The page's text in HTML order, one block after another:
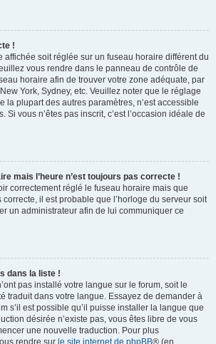
!
affichée soit réglée sur un fuseau horaire différent du
vous rendre dans le panneau de contrôle de
horaire afin de trouver votre zone adéquate, par
York, Sydney, etc. Veuillez noter que le réglage
la plupart des autres paramètres, n’est accessible
Si vous n’êtes pas inscrit, c’est l’occasion idéale de
mais l’heure n’est toujours pas correcte !
correctement réglé le fuseau horaire mais que
correcte, il est probable que l’horloge du serveur soit
un administrateur afin de lui communiquer ce
dans la liste !
pas installé votre langue sur le forum, soit le
traduit dans votre langue. Essayez de demander à
s’il est possible qu’il puisse installer la langue que
désirée n’existe pas, vous êtes libre de vous
une nouvelle traduction. Pour plus
rendre sur le site internet de phpBB® (en